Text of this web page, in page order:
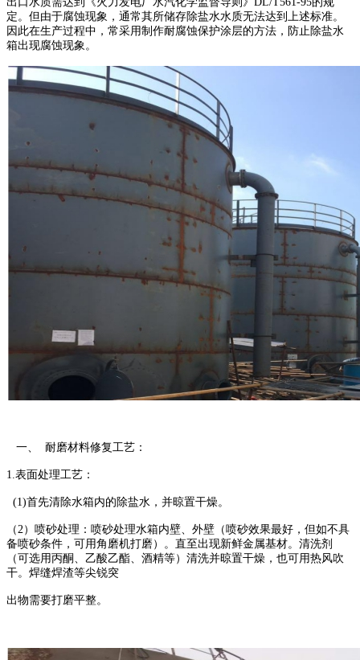
定。但由于腐蚀现象，通常其所储存除盐水水质无法达到上述标准。
因此在生产过程中，常采用制作耐腐蚀保护涂层的方法，防止除盐水
箱出现腐蚀现象。
一、 耐磨材料修复工艺：
1.表面处理工艺：
(1)首先清除水箱内的除盐水，并晾置干燥。
（2）喷砂处理：喷砂处理水箱内壁、外壁（喷砂效果最好，但如不具
备喷砂条件，可用角磨机打磨）。直至出现新鲜金属基材。清洗剂
（可选用丙酮、乙酸乙酯、酒精等）清洗并晾置干燥，也可用热风吹
干。焊缝焊渣等尖锐突
出物需要打磨平整。